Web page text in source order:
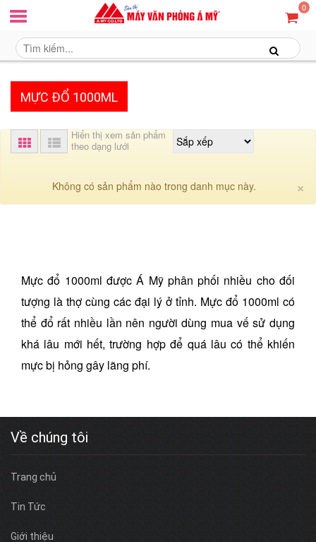
0
MỰC ĐỔ 1000ML
Hiển thị xem sản phẩm
theo dạng lưới
×
Không có sản phẩm nào trong danh mục này.
Mực đổ 1000ml được Á Mỹ phân phối nhiều cho đối
tượng là thợ cùng các đại lý ở tỉnh. Mực đổ 1000ml có
thể đổ rất nhiều lần nên người dùng mua vế sử dụng
khá lâu mới hết, trường hợp để quá lâu có thể khiến
mực bị hỏng gây lãng phí.
Về chúng tôi
Trang chủ
Tin Tức
Giới thiệu